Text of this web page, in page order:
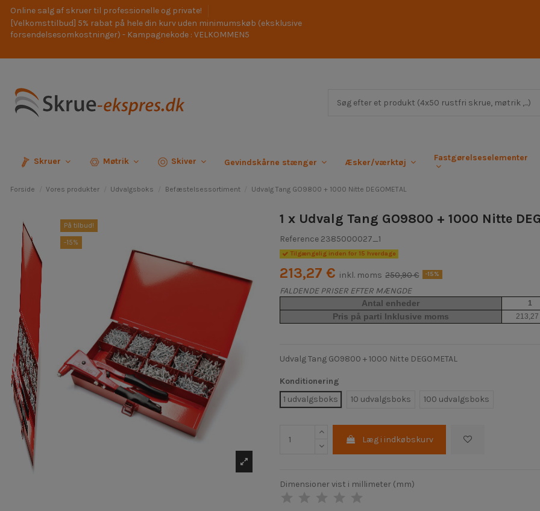
Online salg af skruer til professionelle og private!
[Velkomsttilbud] 5% rabat på hele din kurv uden minimumskøb (eksklusive
forsendelsesomkostninger) - Kampagnekode : VELKOMMEN5
Skruer Møtrik Skiver Gevindskårne stænger Æsker/værktøj Fastgørelseselementer
Forside Vores produkter Udvalgsboks Befæstelsessortiment Udvalg Tang GO9800 + 1000 Nitte DEGOMETAL
På tilbud!
-15%
1 x Udvalg Tang GO9800 + 1000 Nitte
Reference 2385000027_1
Tilgængelig inden for 15 hverdage
213,27 € inkl. moms 250,90 € -15%
FALDENDE PRISER EFTER MÆNGDE
Antal enheder 1
Pris på parti Inklusive moms 213,27
Udvalg Tang GO9800 + 1000 Nitte DEGOMETAL
Konditionering
1 udvalgsboks
10 udvalgsboks 100 udvalgsboks
Læg i indkøbskurv
Dimensioner vist i millimeter (mm)